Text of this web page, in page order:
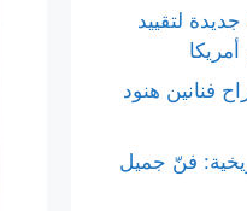
لتقييد
فنانين هنود
فنّ جميل